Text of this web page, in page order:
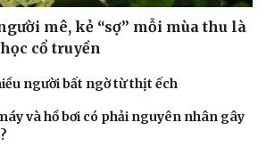
mê, kẻ “sợ” mỗi mùa thu là
cổ truyền
người bất ngờ từ thịt ếch
và hồ bơi có phải nguyên nhân gây